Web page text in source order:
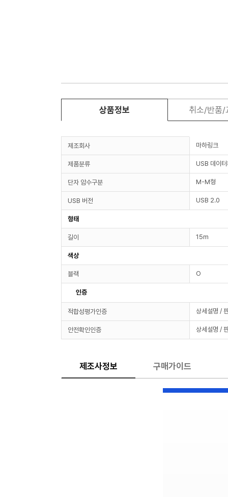
상품정보 취소/반품/
제조회사 마하링크
제품분류 USB 데이
단자 암수구분 M-M형
USB 버전 USB 2.0
형태
길이 15m
색상
블랙 O
인증
적합성평가인증 상세설명 /
안전확인인증 상세설명 /
제조사정보 구매가이드